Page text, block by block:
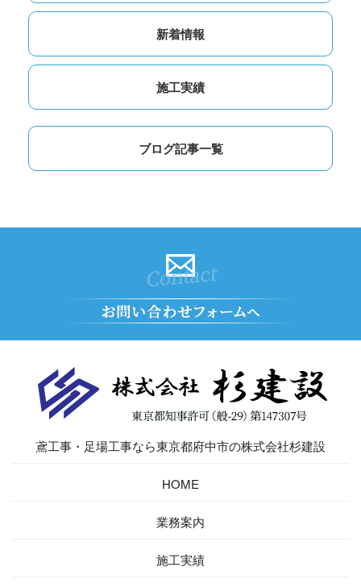
新着情報
施工実績
ブログ記事一覧
鳶工事・足場工事なら東京都府中市の株式会社杉建設
HOME
業務案内
施工実績